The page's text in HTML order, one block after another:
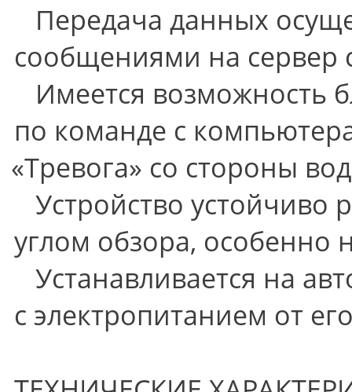
Передача данных
сообщениями на сервер
Имеется возможность
по команде с
«Тревога» со стороны
Устройство устойчиво
углом обзора, особенно
Устанавливается на
с электропитанием от